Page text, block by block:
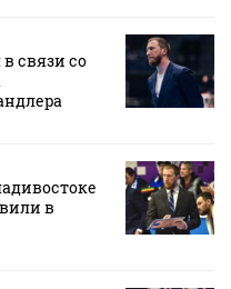
связи со
в